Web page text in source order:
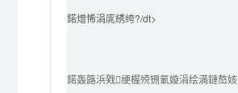
鍩熷悕涓庣綉绔?/dt>
鍩轰簬浜戣绠楃殑铏氭嫙涓绘満鏈嶅姟